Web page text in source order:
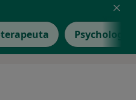
Psycholog